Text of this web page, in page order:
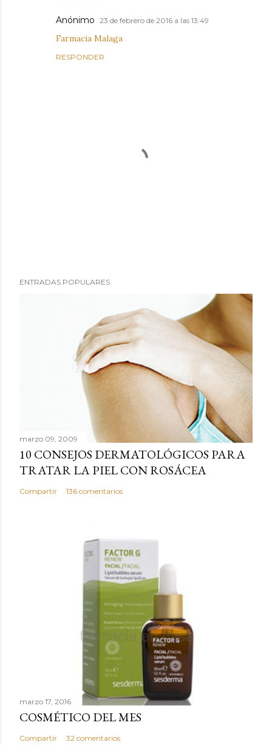
Anónimo 23 de febrero de 2016 a las 13:49
Farmacia Malaga
RESPONDER
u
o
m
e
n
ENTRADAS POPULARES
marzo 09, 2009
10 CONSEJOS DERMATOLÓGICOS PARA
TRATAR LA PIEL CON ROSÁCEA
Compartir 136 comentarios
marzo 17, 2016
COSMÉTICO DEL MES
Compartir 32 comentarios